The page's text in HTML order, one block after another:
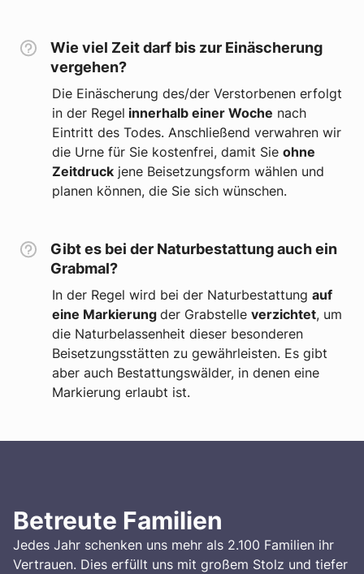
Wie viel Zeit darf bis zur Einäscherung
vergehen?
Die Einäscherung des/der Verstorbenen erfolgt
in der Regel innerhalb einer Woche nach
Eintritt des Todes. Anschließend verwahren wir
die Urne für Sie kostenfrei, damit Sie ohne
Zeitdruck jene Beisetzungsform wählen und
planen können, die Sie sich wünschen.
Gibt es bei der Naturbestattung auch ein
Grabmal?
In der Regel wird bei der Naturbestattung auf
eine Markierung der Grabstelle verzichtet, um
die Naturbelassenheit dieser besonderen
Beisetzungsstätten zu gewährleisten. Es gibt
aber auch Bestattungswälder, in denen eine
Markierung erlaubt ist.
Betreute Familien
Jedes Jahr schenken uns mehr als 2.100 Familien ihr
Vertrauen. Dies erfüllt uns mit großem Stolz und tiefer